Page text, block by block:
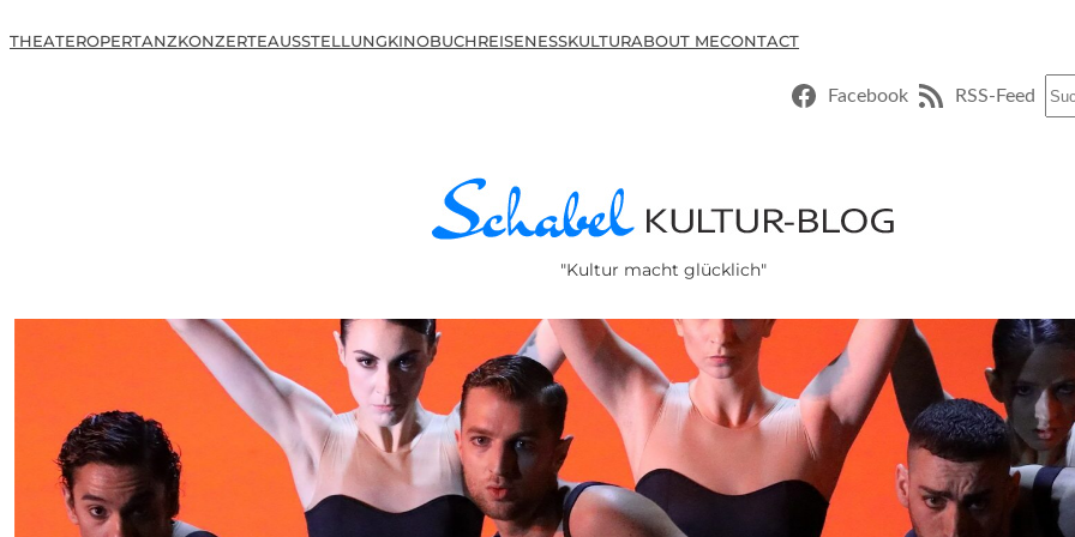
THEATEROPERTANZKONZERTEAUSSTELLUNGKINOBUCHREISENESSKULTURABOUT MECONTACT
Facebook RSS-Feed
"Kultur macht glücklich"